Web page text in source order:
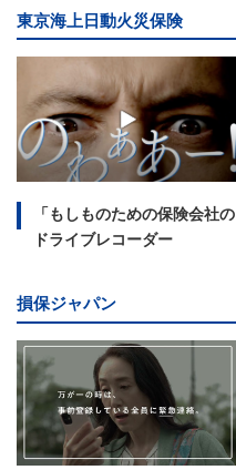
東京海上日動火災保険
「もしものための保険会社の
ドライブレコーダー
損保ジャパン